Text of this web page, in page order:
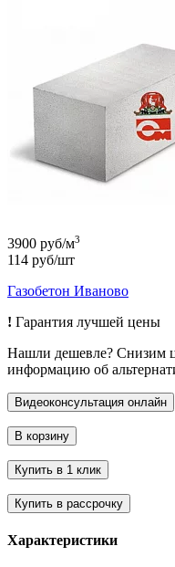
3900 руб/м3
114 руб/шт
Газобетон Иваново
! Гарантия лучшей цены
Нашли дешевле? Снизим
информацию об
Характеристики